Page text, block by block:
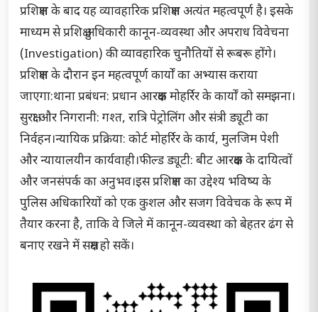
प्रशिक्षण के बाद यह व्यावहारिक प्रशिक्षण अत्यंत महत्वपूर्ण है। इसके
माध्यम से प्रशिक्षु अधिकारी कानून-व्यवस्था और अपराध विवेचना
(Investigation) की व्यावहारिक चुनौतियों से रूबरू होंगे।
प्रशिक्षण के दौरान इन महत्वपूर्ण कार्यों का अभ्यास कराया
जाएगा:थाना प्रबंधन: प्रधान आरक्षक मोहर्रिर के कार्यों को समझना।
सुरक्षा और निगरानी: गश्त, रात्रि पेट्रोलिंग और संत्री ड्यूटी का
निर्वहन।न्यायिक प्रक्रिया: कोर्ट मोहर्रिर के कार्य, मुलजिम पेशी
और न्यायालयीन कार्यवाही।फील्ड ड्यूटी: बीट आरक्षक के दायित्वों
और जनसंपर्क का अनुभव।इस प्रशिक्षण का उद्देश्य भविष्य के
पुलिस अधिकारियों को एक कुशल और सजग विवेचक के रूप में
तैयार करना है, ताकि वे जिले में कानून-व्यवस्था को बेहतर ढंग से
बनाए रखने में सक्षम हो सकें।